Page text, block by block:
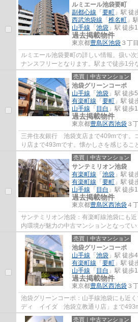
ルミエール池袋要町
副都心線 「 要町 」駅 徒
西武池袋線 「 椎名町 」
山手線 「 池袋 」駅 徒歩
過去掲載物件
東京都豊島区池袋 ３丁
ルミエール池袋要町の詳しい情報。扱い
ナンスフリーとなります。駅まで徒歩1分
す。13階建てのイチオシの物件。不動産
売買｜中古マンション
池袋グリーンコーポ
山手線 「 池袋 」駅 徒歩
有楽町線 「 要町 」駅 徒
山手線 「 目白 」駅 徒歩
過去掲載物件
東京都豊島区西池袋 ３
三井住友銀行 池袋支店まで409mです
り店まで493mです。懐かしさを感じるこ
評の物件です。外観タイル張りは、いつま
売買｜中古マンション
サンテミリオン池袋
有楽町線 「 池袋 」駅 徒
有楽町線 「 要町 」駅 徒
山手線 「 目白 」駅 徒歩
過去掲載物件
東京都豊島区西池袋 ４
サンテミリオン池袋：有楽町線池袋にも
内環境が魅力の中古マンションとなって
安心のエレベーター付きの物件となってい
売買｜中古マンション
池袋グリーンコーポ
山手線 「 池袋 」駅 徒歩
有楽町線 「 要町 」駅 徒
山手線 「 目白 」駅 徒歩
過去掲載物件
東京都豊島区西池袋 ３
池袋グリーンコーポ：山手線池袋にも近
ディ イイダ 池袋立教通り店」まで
支店が歩いて491mのところにあります。
売買｜中古マンション